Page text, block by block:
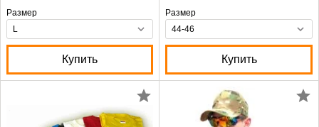
Размер
Купить
Размер
Купить